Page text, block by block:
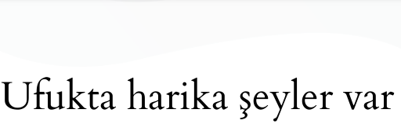
Ufukta harika şeyler var